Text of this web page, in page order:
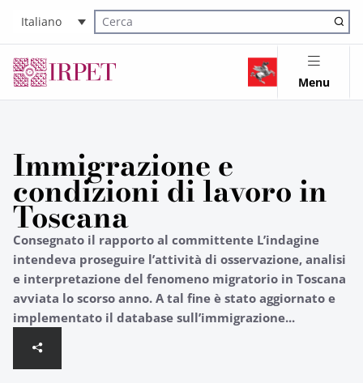
Italiano
Cerca nel sito
Menu
Immigrazione e
condizioni di lavoro in
Toscana
Consegnato il rapporto al committente L’indagine
intendeva proseguire l’attività di osservazione, analisi
e interpretazione del fenomeno migratorio in Toscana
avviata lo scorso anno. A tal fine è stato aggiornato e
implementato il database sull’immigrazione...